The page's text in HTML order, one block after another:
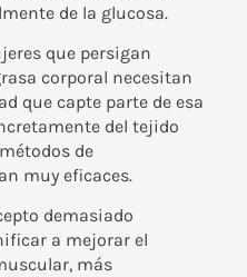
de la glucosa.
que persigan
corporal necesitan
que capte parte de esa
del tejido
de
muy eficaces.
demasiado
a mejorar el
más